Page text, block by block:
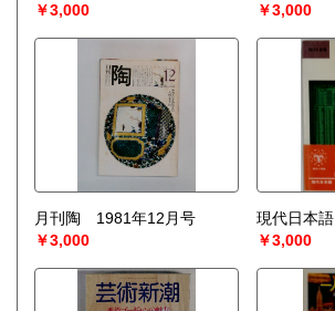
￥3,000
￥3,000
月刊陶 1981年12月号
￥3,000
現代日本語
￥3,000